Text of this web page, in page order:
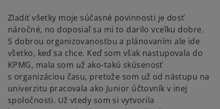
Zladiť všetky moje súčasné povinnosti je dosť
náročné, no doposiaľ sa mi to darilo vcelku dobre.
S dobrou organizovanosťou a plánovaním ale ide
všetko, keď sa chce. Keď som však nastupovala do
KPMG, mala som už ako-takú skúsenosť
s organizáciou času, pretože som už od nástupu na
univerzitu pracovala ako Junior účtovník v inej
spoločnosti. Už vtedy som si vytvorila